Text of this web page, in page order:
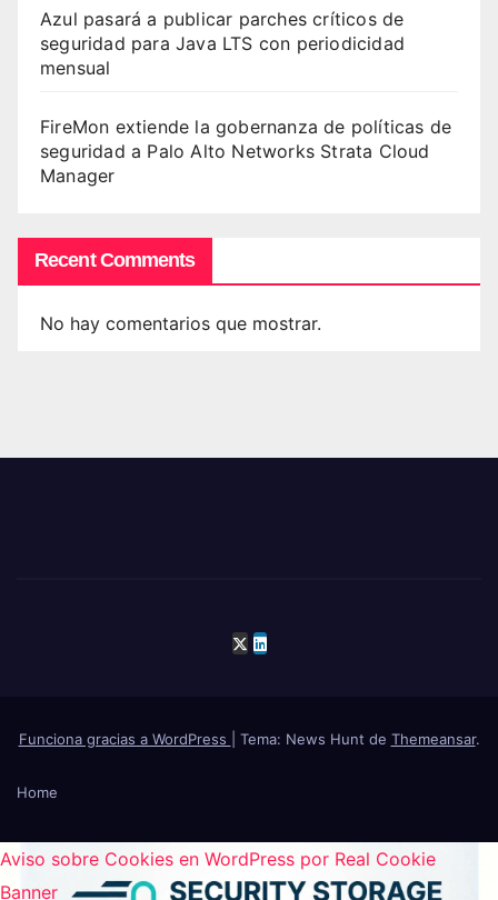
Azul pasará a publicar parches críticos de
seguridad para Java LTS con periodicidad
mensual
FireMon extiende la gobernanza de políticas de
seguridad a Palo Alto Networks Strata Cloud
Manager
Recent Comments
No hay comentarios que mostrar.
Funciona gracias a WordPress Tema: News Hunt de Themeansar.
Home
Aviso sobre Cookies en WordPress por Real Cookie
Banner